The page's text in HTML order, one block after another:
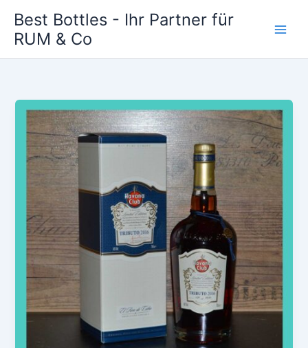
Inhalt
springen
Best Bottles - Ihr Partner für
RUM & Co